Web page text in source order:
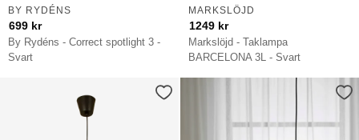
By Rydéns - Correct spotlight 3 -
Svart
BY RYDÉNS
699 kr
Markslöjd - Taklampa
BARCELONA 3L - Svart
MARKSLÖJD
1249 kr